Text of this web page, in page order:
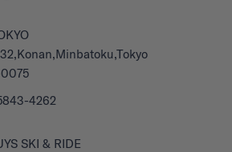
4262
SKI & RIDE